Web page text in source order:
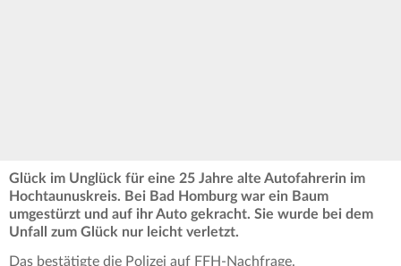
Glück im Unglück für eine 25 Jahre alte Autofahrerin im
Hochtaunuskreis. Bei Bad Homburg war ein Baum
umgestürzt und auf ihr Auto gekracht. Sie wurde bei dem
Unfall zum Glück nur leicht verletzt.
Das bestätigte die Polizei auf FFH-Nachfrage.